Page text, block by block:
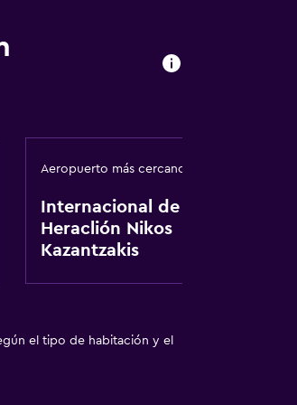
Aeropuerto más cercano
Internacional de
Heraclión Nikos
Kazantzakis
el tipo de habitación y el